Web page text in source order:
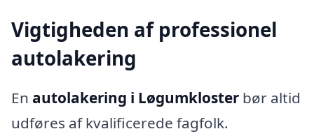
Vigtigheden af professionel
autolakering
En autolakering i Løgumkloster bør altid
udføres af kvalificerede fagfolk.